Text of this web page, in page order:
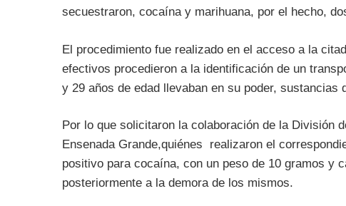
secuestraron, cocaína y marihuana, por el hecho,
El procedimiento fue realizado en el acceso a la
efectivos procedieron a la identificación de un
y 29 años de edad llevaban en su poder, sustancias
Por lo que solicitaron la colaboración de la División
Ensenada Grande,quiénes realizaron el
positivo para cocaína, con un peso de 10 gramos y
posteriormente a la demora de los mismos.